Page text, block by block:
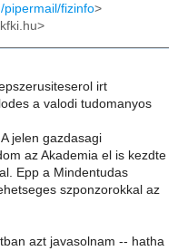
pipermail/fizinfo>
irt
a valodi tudomanyos
jelen gazdasagi
az Akademia el is kezdte
Epp a Mindentudas
szponzorokkal az
azt javasolnam -- hatha